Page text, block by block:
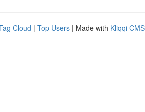
Cloud | Top Users | Made with Kliqqi CMS